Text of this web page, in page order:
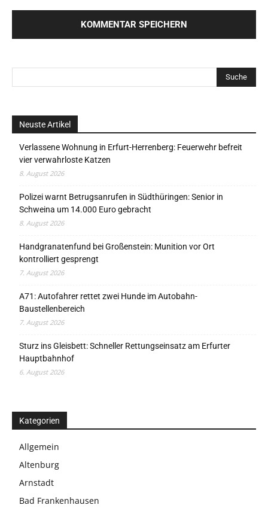
Neuste Artikel
Verlassene Wohnung in Erfurt-Herrenberg: Feuerwehr befreit
vier verwahrloste Katzen
8. August 2026
Polizei warnt Betrugsanrufen in Südthüringen: Senior in
Schweina um 14.000 Euro gebracht
8. August 2026
Handgranatenfund bei Großenstein: Munition vor Ort
kontrolliert gesprengt
7. August 2026
A71: Autofahrer rettet zwei Hunde im Autobahn-
Baustellenbereich
7. August 2026
Sturz ins Gleisbett: Schneller Rettungseinsatz am Erfurter
Hauptbahnhof
6. August 2026
Kategorien
Allgemein
Altenburg
Arnstadt
Bad Frankenhausen